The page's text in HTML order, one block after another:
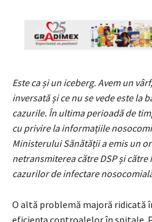
Este ca și un iceberg. Avem un
inversată și ce nu se vede este la
cazurile. În ultima perioadă de
cu privire la informațiile
Ministerului Sănătății a emis un
netransmiterea către DSP și
cazurilor de infectare
O altă problemă majoră ridicată